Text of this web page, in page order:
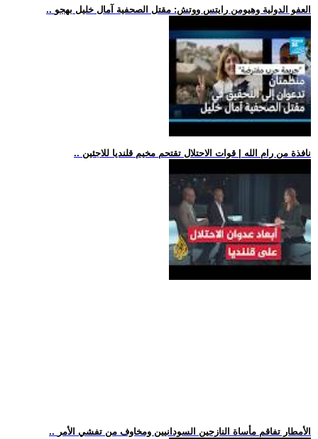
.. العفو الدولية وهيومن رايتس ووتش: مقتل الصحفية آمال خليل بهجو
.. نافذة من رام الله | قوات الاحتلال تقتحم مخيم قلنديا للاجئين
.. الأمطار تفاقم مأساة النازحين السودانيين ومخاوف من تفشي الأمر